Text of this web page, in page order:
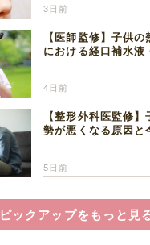
3日前
【医師監修】子供
における経口補水液
4日前
【整形外科医監修
勢が悪くなる原因と
5日前
ピックアップをもっと見